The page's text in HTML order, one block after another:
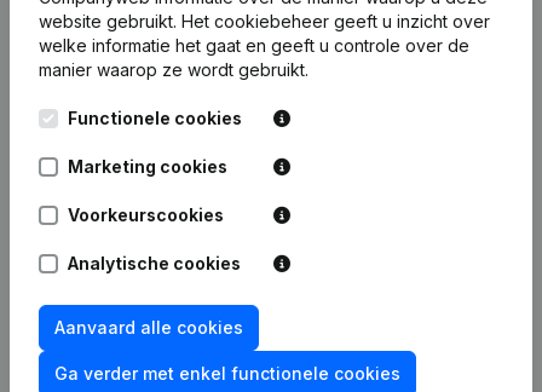
Datum Publicatie
23-07-2025
Kapitaal - Aandelen - Rubriek
Herstructurering (Fusie, Splitsing,
09-07-2025
Kapitaal - Aandelen - Rubriek
Herstructurering (Fusie, Splitsing,
26-05-2025
Rubriek Herstructurering (Fusie,
Splitsing, Overdracht Vermogen,
enz...)
website gebruikt. Het cookiebeheer geeft u inzicht over
welke informatie het gaat en geeft u controle over de
manier waarop ze wordt gebruikt.
Functionele cookies
Marketing cookies
Voorkeurscookies
Analytische cookies
Aanvaard alle cookies
Ga verder met enkel functionele cookies